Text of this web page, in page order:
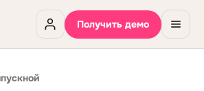
Получить демо